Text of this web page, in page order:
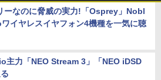
ーなのに脅威の実力!「Osprey」Nobl
イヤレスイヤフォン4機種を一気に聴
主力「NEO Stream 3」「NEO iDSD